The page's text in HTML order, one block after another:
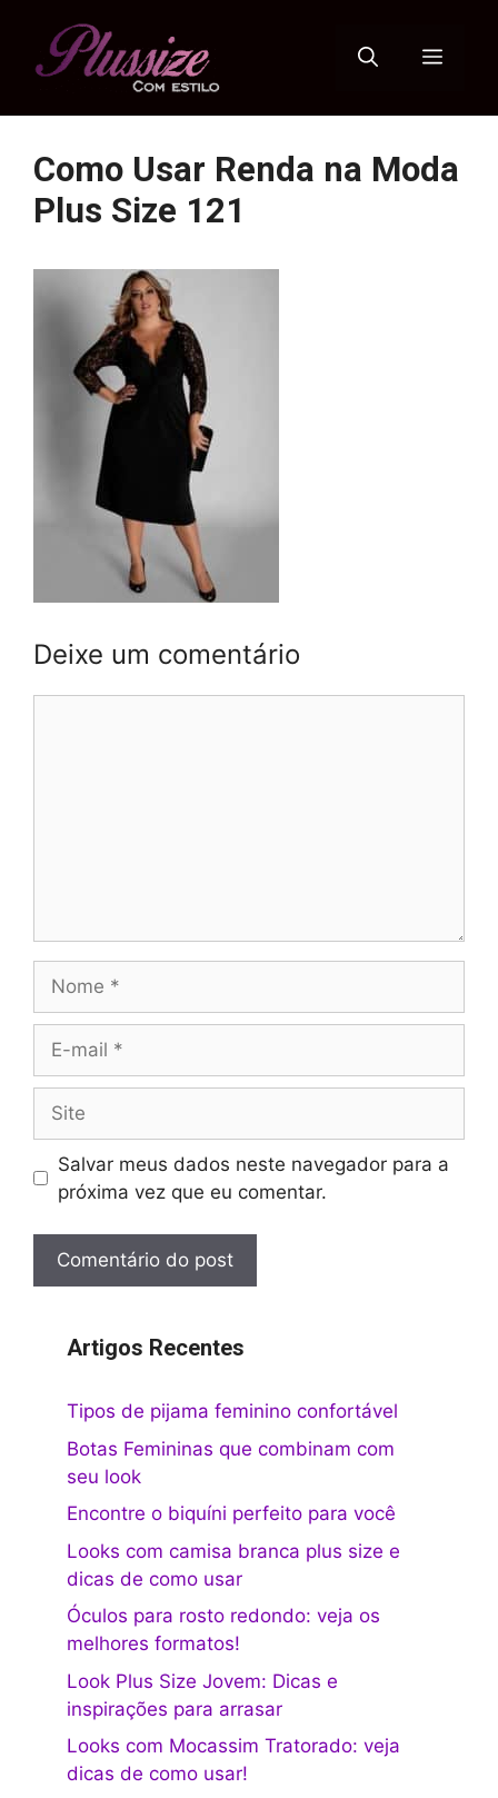
Menu
Como Usar Renda na Moda
Plus Size 121
Deixe um comentário
mail
Salvar meus dados neste navegador para a
próxima vez que eu comentar.
Artigos Recentes
Tipos de pijama feminino confortável
Botas Femininas que combinam com
seu look
Encontre o biquíni perfeito para você
Looks com camisa branca plus size e
dicas de como usar
Óculos para rosto redondo: veja os
melhores formatos!
Look Plus Size Jovem: Dicas e
inspirações para arrasar
Looks com Mocassim Tratorado: veja
dicas de como usar!